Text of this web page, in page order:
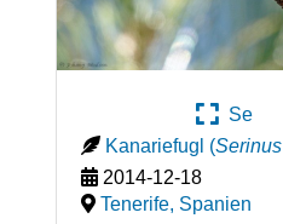
Se
Kanariefugl (
2014-12-18
Tenerife, Spanien